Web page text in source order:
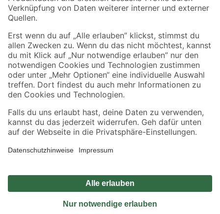
Sicher einkaufen
Jetzt die toom-App herunterladen
Alle Preisangaben in EUR inkl. gesetzl. MwSt.. Die dargestellten Angebote sind unter
Umständen nicht in allen Märkten verfügbar. Die angegebenen Verfügbarkeiten beziehen
Produkte nur solange der Vorrat reicht.
*Paketversand ab 59 € versandkostenfrei, gilt nicht für Artikel mit Speditionsversand, hier
Privatsphäre Impressum
Nutzungsbedingungen
Widerrufsrecht
Vertrag widerrufen